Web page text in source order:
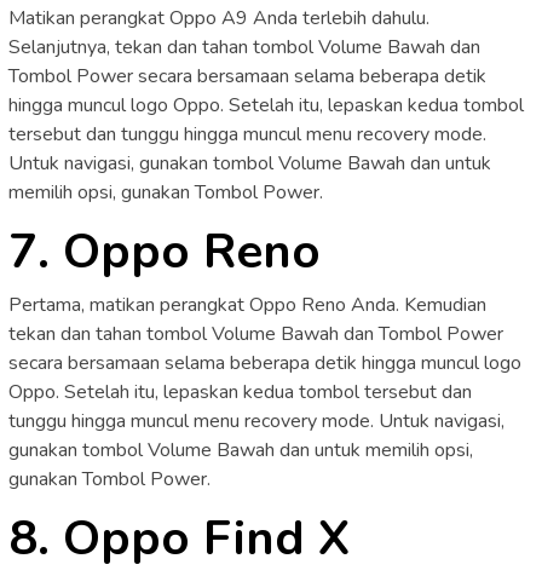
Matikan perangkat Oppo A9 Anda terlebih dahulu.
Selanjutnya, tekan dan tahan tombol Volume Bawah dan
Tombol Power secara bersamaan selama beberapa detik
hingga muncul logo Oppo. Setelah itu, lepaskan kedua tombol
tersebut dan tunggu hingga muncul menu recovery mode.
Untuk navigasi, gunakan tombol Volume Bawah dan untuk
memilih opsi, gunakan Tombol Power.
7. Oppo Reno
Pertama, matikan perangkat Oppo Reno Anda. Kemudian
tekan dan tahan tombol Volume Bawah dan Tombol Power
secara bersamaan selama beberapa detik hingga muncul logo
Oppo. Setelah itu, lepaskan kedua tombol tersebut dan
tunggu hingga muncul menu recovery mode. Untuk navigasi,
gunakan tombol Volume Bawah dan untuk memilih opsi,
gunakan Tombol Power.
8. Oppo Find X